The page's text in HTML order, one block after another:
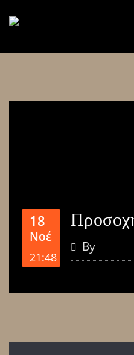
18
Νοέ
21:48
By